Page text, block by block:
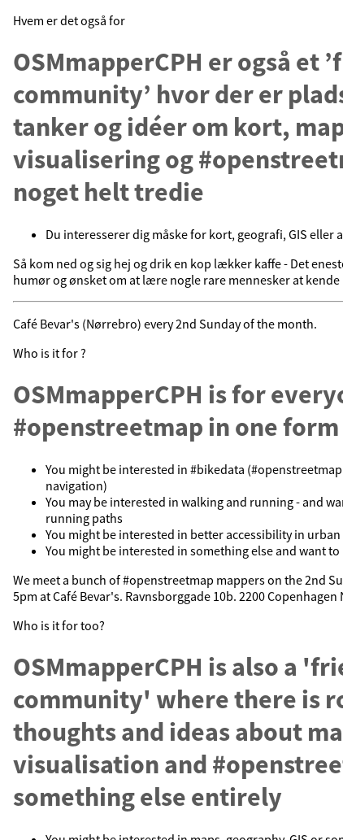
Hvem er det også for
OSMmapperCPH er også et
community’ hvor der er
tanker og idéer om kort,
visualisering og
noget helt tredie
Du interesserer dig måske for kort, geografi, GIS eller
Så kom ned og sig hej og drik en kop lækker kaffe - Det
humør og ønsket om at lære nogle rare mennesker at
Café Bevar's (Nørrebro) every 2nd Sunday of the month.
Who is it for ?
OSMmapperCPH is for
#openstreetmap in one
You might be interested in #bikedata
navigation)
You may be interested in walking and running - and
running paths
You might be interested in better accessibility in urban
You might be interested in something else and want
We meet a bunch of #openstreetmap mappers on the 2nd
5pm at Café Bevar's. Ravnsborggade 10b. 2200 Copenhagen
Who is it for too?
OSMmapperCPH is also a
community' where there is
thoughts and ideas about
visualisation and
something else entirely